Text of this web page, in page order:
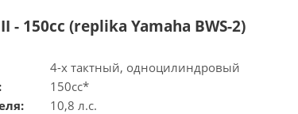
- 150cc (replika Yamaha BWS-2)
4-х тактный, одноцилиндровый
150сс*
10,8 л.с.